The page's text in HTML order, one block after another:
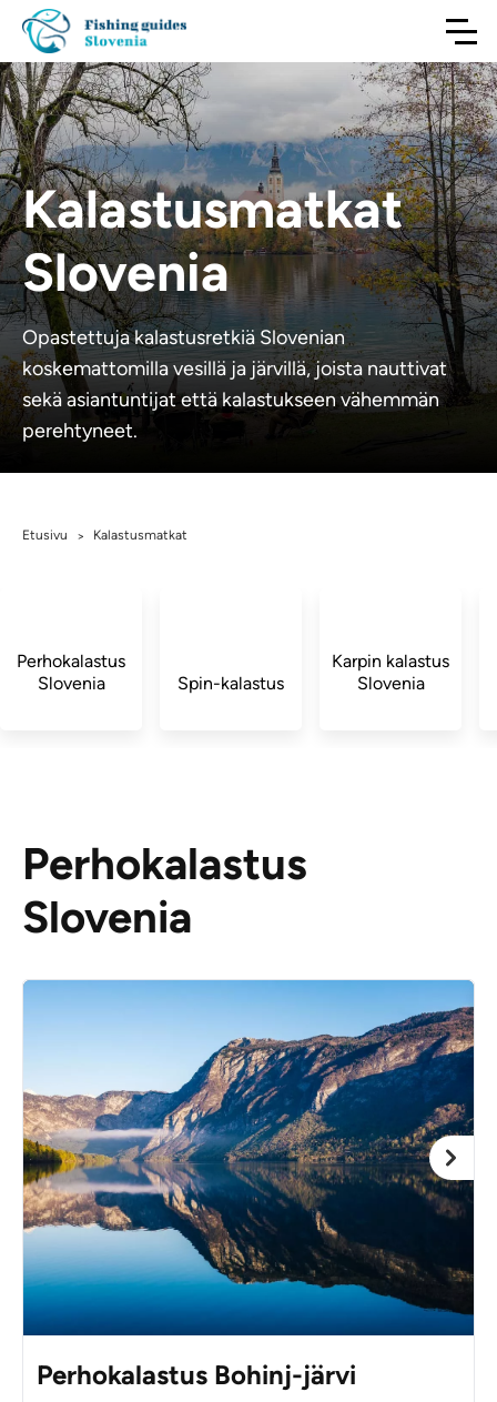
Kalastusmatkat
Slovenia
Opastettuja kalastusretkiä Slovenian
koskemattomilla vesillä ja järvillä, joista nauttivat
sekä asiantuntijat että kalastukseen vähemmän
perehtyneet.
Etusivu > Kalastusmatkat
Perhokalastus
Slovenia
Spin-kalastus
Karpin kalastus
Slovenia
Perhokalastus
Slovenia
Perhokalastus Bohinj-järvi